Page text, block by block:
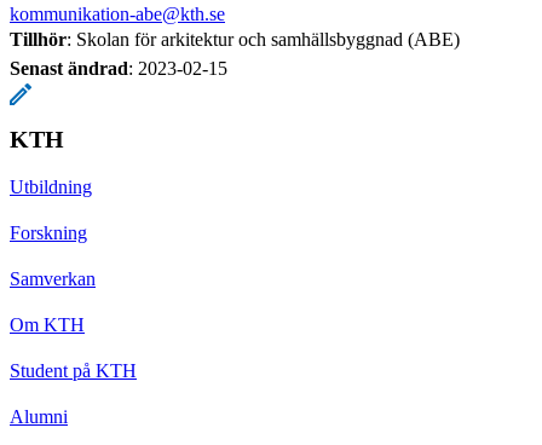
kommunikation-abe@kth.se
Tillhör: Skolan för arkitektur och samhällsbyggnad (ABE)
Senast ändrad: 2023-02-15
KTH
Utbildning
Forskning
Samverkan
Om KTH
Student på KTH
Alumni